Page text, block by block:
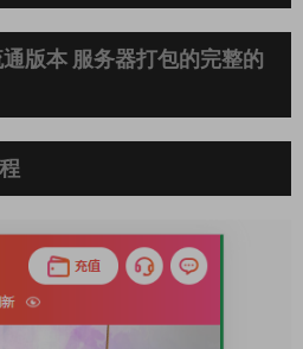
版本 服务器打包的完整的